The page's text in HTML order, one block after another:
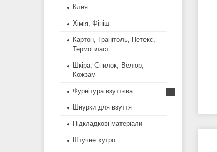
Клея
Хімія, Фініш
Картон, Гранітоль, Петекс,
Термопласт
Шкіра, Спилок, Велюр,
Кожзам
Фурнітура взуттєва
Шнурки для взуття
Підкладкові матеріали
Штучне хутро